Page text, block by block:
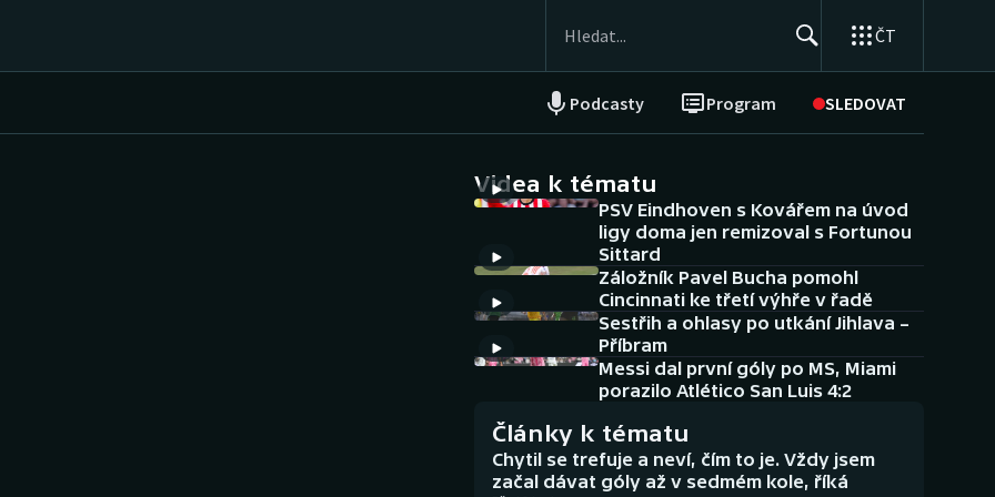
ČT
Podcasty Program SLEDOVAT
NEPŘEHLÉDNĚTE
Historické návraty
Aplikace ČT sport
AZ kvíz
Videa k tématu
PSV Eindhoven s Kovářem na úvod
ligy doma jen remizoval s Fortunou
Sittard
Záložník Pavel Bucha pomohl
Cincinnati ke třetí výhře v řadě
Sestřih a ohlasy po utkání Jihlava –
Příbram
Messi dal první góly po MS, Miami
porazilo Atlético San Luis 4:2
Články k tématu
Chytil se trefuje a neví, čím to je. Vždy jsem
začal dávat góly až v sedmém kole, říká